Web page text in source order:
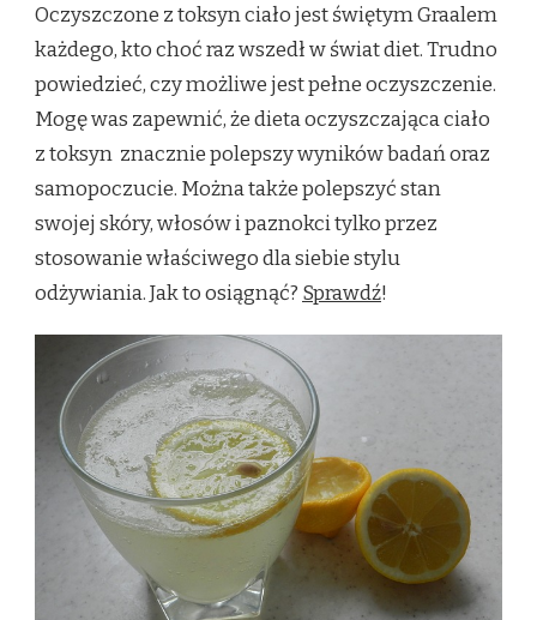
KOMPLEKSOWE
OCZYSZCZANIE
CIAŁA
Z
Oczyszczone z toksyn ciało jest świętym Graalem
każdego, kto choć raz wszedł w świat diet. Trudno
powiedzieć, czy możliwe jest pełne oczyszczenie.
Mogę was zapewnić, że dieta oczyszczająca ciało
z toksyn znacznie polepszy wyników badań oraz
samopoczucie. Można także polepszyć stan
swojej skóry, włosów i paznokci tylko przez
stosowanie właściwego dla siebie stylu
odżywiania. Jak to osiągnąć? Sprawdź!